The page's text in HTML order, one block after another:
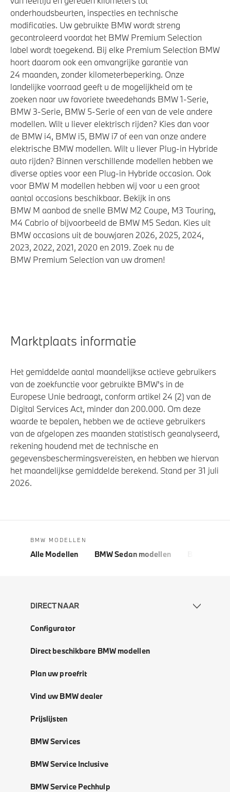
onderhoudsbeurten, inspecties en technische
modificaties. Uw gebruikte BMW wordt streng
gecontroleerd voordat het BMW Premium Selection
label wordt toegekend. Bij elke Premium Selection BMW
hoort daarom ook een omvangrijke garantie van
24 maanden, zonder kilometerbeperking. Onze
landelijke voorraad geeft u de mogelijkheid om te
zoeken naar uw favoriete tweedehands BMW 1-Serie,
BMW 3-Serie, BMW 5-Serie of een van de vele andere
modellen. Wilt u liever elektrisch rijden? Kies dan voor
de BMW i4, BMW i5, BMW i7 of een van onze andere
elektrische BMW modellen. Wilt u liever Plug-in Hybride
auto rijden? Binnen verschillende modellen hebben we
diverse opties voor een Plug-in Hybride occasion. Ook
voor BMW M modellen hebben wij voor u een groot
aantal occasions beschikbaar. Bekijk in ons
BMW M aanbod de snelle BMW M2 Coupe, M3 Touring,
M4 Cabrio of bijvoorbeeld de BMW M5 Sedan. Kies uit
BMW occasions uit de bouwjaren 2026, 2025, 2024,
2023, 2022, 2021, 2020 en 2019. Zoek nu de
BMW Premium Selection van uw dromen!
Marktplaats informatie
Het gemiddelde aantal maandelijkse actieve gebruikers
van de zoekfunctie voor gebruikte BMW's in de
Europese Unie bedraagt, conform artikel 24 (2) van de
Digital Services Act, minder dan 200.000. Om deze
waarde te bepalen, hebben we de actieve gebruikers
van de afgelopen zes maanden statistisch geanalyseerd,
rekening houdend met de technische en
gegevensbeschermingsvereisten, en hebben we hiervan
het maandelijkse gemiddelde berekend. Stand per 31 juli
2026.
BMW MODELLEN
Alle Modellen BMW Sedan modellen
DIRECT NAAR
Configurator
Direct beschikbare BMW modellen
Plan uw proefrit
Vind uw BMW dealer
Prijslijsten
BMW Services
BMW Service Inclusive
BMW Service Pechhulp